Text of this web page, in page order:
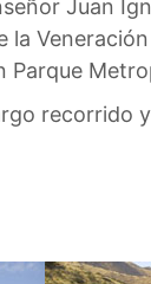
Juan
Parque
recorrido